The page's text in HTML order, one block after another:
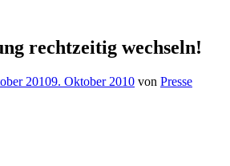
rechtzeitig wechseln!
20109. Oktober 2010 von Presse